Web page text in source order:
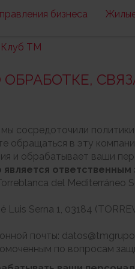
бизнеса
Клуб ТМ
мы сосредоточили
обращаться в эту
и обрабатывает ваши
является
del Mediterráneo
Luis Serna 1, 03184
почты:
по вопросам